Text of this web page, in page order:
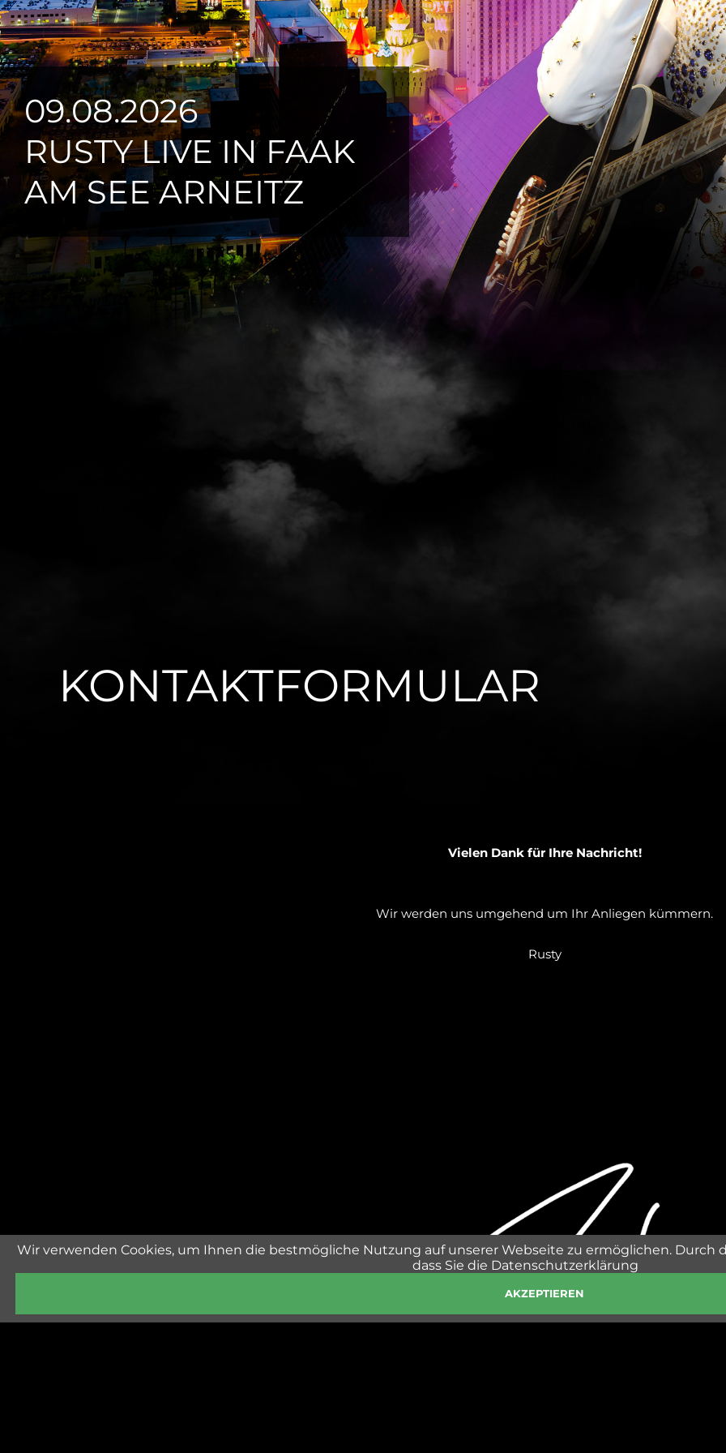
09.08.2026
RUSTY LIVE IN FAAK
AM SEE ARNEITZ
KONTAKTFORMULAR
Vielen Dank für Ihre Nachricht!
Wir werden uns umgehend um Ihr Anliegen kümmern.
Rusty
Wir verwenden Cookies, um Ihnen die bestmögliche Nutzung auf unserer Webseite zu ermöglichen. Durch
dass Sie die Datenschutzerklärung
AKZEPTIEREN